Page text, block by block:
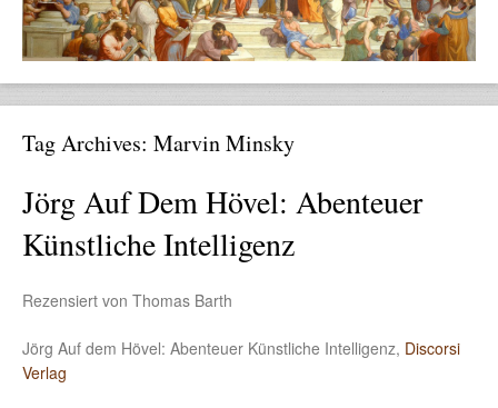
Tag Archives: Marvin Minsky
Jörg Auf Dem Hövel: Abenteuer
Künstliche Intelligenz
Rezensiert von Thomas Barth
Jörg Auf dem Hövel: Abenteuer Künstliche Intelligenz, Discorsi
Verlag